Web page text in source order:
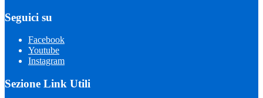
Seguici su
Facebook
Youtube
Instagram
Sezione Link Utili